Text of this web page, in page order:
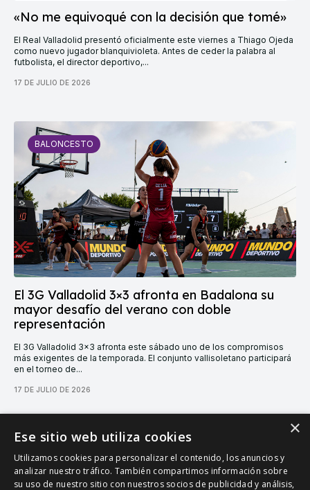
«No me equivoqué con la decisión que tomé»
El Real Valladolid presentó oficialmente este viernes a Thiago Ojeda
como nuevo jugador blanquivioleta. Antes de ceder la palabra al
futbolista, el director deportivo,...
17 DE JULIO DE 2026
BALONCESTO
El 3G Valladolid 3×3 afronta en Badalona su
mayor desafío del verano con doble
representación
El 3G Valladolid 3x3 afronta este sábado uno de los compromisos
más exigentes de la temporada. El conjunto vallisoletano participará
en el torneo de...
17 DE JULIO DE 2026
CARGAR MÁS ×
Ese sitio web utiliza cookies
Utilizamos cookies para personalizar el contenido, los anuncios y
analizar nuestro tráfico. También compartimos información sobre
su uso de nuestro sitio con nuestros socios de publicidad y análisis,